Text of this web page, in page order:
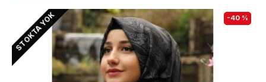
-40 %
STOKTA YOK